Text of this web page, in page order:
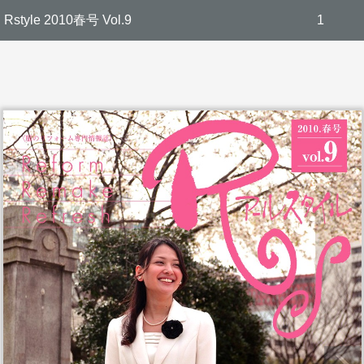
Rstyle 2010春号 Vol.9 1